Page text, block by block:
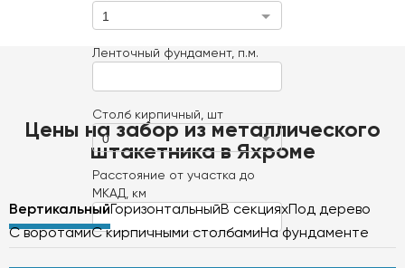
1
Ленточный фундамент, п.м.
Столб кирпичный, шт
0
Расстояние от участка до
МКАД, км
Цены на забор из металлического
штакетника в Яхроме
ВертикальныйГоризонтальныйВ секцияхПод дерево
С воротамиС кирпичными столбамиНа фундаменте